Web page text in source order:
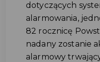
dotyczących
alarmowania,
82 rocznicę
nadany zostanie
alarmowy